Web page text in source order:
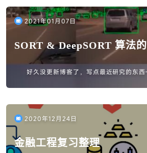
2021年01月07日
SORT & DeepSORT 算法
好久没更新博客了，写点最近研究的东
2020年12月24日
金融工程复习整理